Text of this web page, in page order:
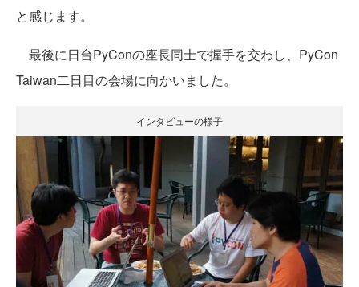
と感じます。
最後に日台PyConの座長同士で握手を交わし、PyCon
Taiwan二日目の会場に向かいました。
インタビューの様子